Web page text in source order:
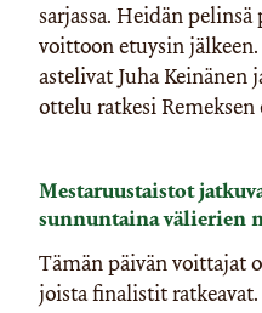
sarjassa. Heidän
voittoon etuysin
astelivat Juha Keinänen
ottelu ratkesi Remeksen
Mestaruustaistot
sunnuntaina välierien
Tämän päivän voittajat
joista finalistit